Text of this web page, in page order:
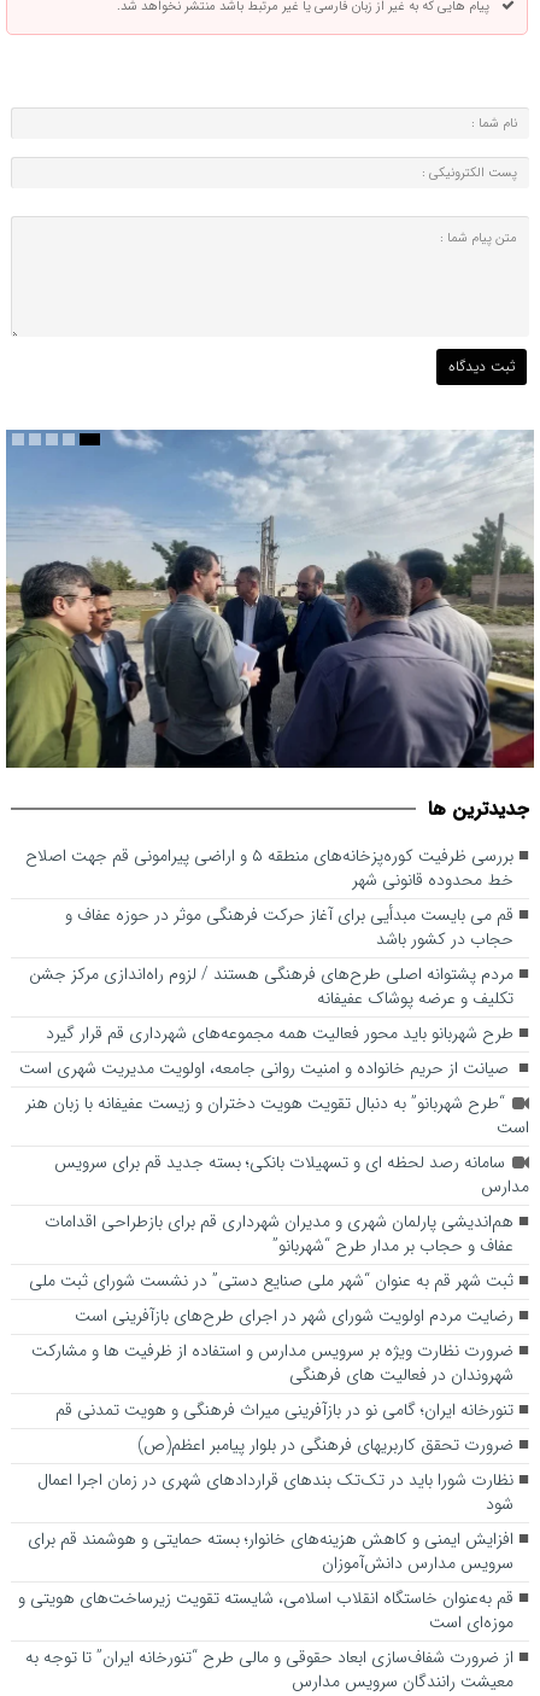
پیام هایی که به غیر از زبان فارسی یا غیر مرتبط باشد منتشر نخواهد شد.
اصلاح خط محدوده قانونی شهر
جديدترين ها
بررسی ظرفیت کوره‌پزخانه‌های منطقه ۵ و اراضی پیرامونی قم جهت اصلاح
خط محدوده قانونی شهر
قم می بایست مبدأیی برای آغاز حرکت فرهنگی موثر در حوزه عفاف و
حجاب در کشور باشد
مردم پشتوانه اصلی طرح‌های فرهنگی هستند / لزوم راه‌اندازی مرکز جشن
تکلیف و عرضه پوشاک عفیفانه
طرح شهربانو باید محور فعالیت همه مجموعه‌های شهرداری قم قرار گیرد
صیانت از حریم خانواده و امنیت روانی جامعه، اولویت مدیریت شهری است
“طرح شهربانو” به دنبال تقویت هویت دختران و زیست عفیفانه با زبان هنر
است
سامانه رصد لحظه ای و تسهیلات بانکی؛ بسته جدید قم برای سرویس
مدارس
هم‌اندیشی پارلمان شهری و مدیران شهرداری قم برای بازطراحی اقدامات
عفاف و حجاب بر مدار طرح “شهربانو”
ثبت شهر قم به عنوان “شهر ملی صنایع دستی” در نشست شورای ثبت ملی
رضایت مردم اولویت شورای شهر در اجرای طرح‌های بازآفرینی است
ضرورت نظارت ویژه بر سرویس مدارس و استفاده از ظرفیت ها و مشارکت
شهروندان در فعالیت های فرهنگی
تنورخانه ایران؛ گامی نو در بازآفرینی میراث فرهنگی و هویت تمدنی قم
ضرورت تحقق کاربری­های فرهنگی در بلوار پیامبر اعظم(ص)
نظارت شورا باید در تک‌تک بندهای قراردادهای شهری در زمان اجرا اعمال
شود
افزایش ایمنی و کاهش هزینه‌های خانوار؛ بسته حمایتی و هوشمند قم برای
سرویس مدارس دانش‌آموزان
قم به‌عنوان خاستگاه انقلاب اسلامی، شایسته تقویت زیرساخت‌های هویتی و
موزه‌ای است
از ضرورت شفاف‌سازی ابعاد حقوقی و مالی طرح “تنورخانه ایران” تا توجه به
معیشت رانندگان سرویس مدارس